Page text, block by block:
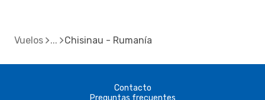
Vuelos Chisinau - Rumanía
Contacto
Preguntas frecuentes